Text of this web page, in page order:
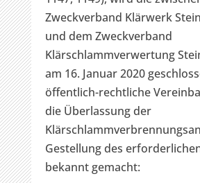
Zweckverband Klärwerk
und dem Zweckverband
Klärschlammverwertung
am 16. Januar 2020
öffentlich-rechtliche
die Überlassung der
Gestellung des
bekannt gemacht: